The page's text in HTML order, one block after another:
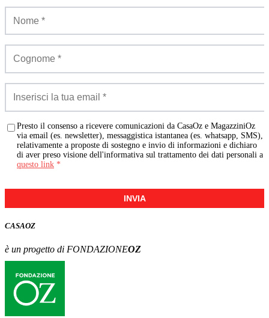
Presto il consenso a ricevere comunicazioni da CasaOz e MagazziniOz
via email (es. newsletter), messaggistica istantanea (es. whatsapp, SMS),
relativamente a proposte di sostegno e invio di informazioni e dichiaro
di aver preso visione dell'informativa sul trattamento dei dati personali a
questo link *
INVIA
CASAOZ
è un progetto di FONDAZIONEOZ